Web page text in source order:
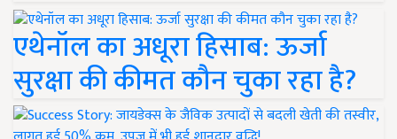
एथेनॉल का अधूरा हिसाब: ऊर्जा
सुरक्षा की कीमत कौन चुका रहा है?